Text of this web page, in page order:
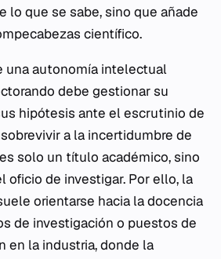
lo que se sabe, sino que añade
científico.
una autonomía intelectual
debe gestionar su
hipótesis ante el escrutinio de
a la incertidumbre de
solo un título académico, sino
oficio de investigar. Por ello, la
orientarse hacia la docencia
de investigación o puestos de
en la industria, donde la